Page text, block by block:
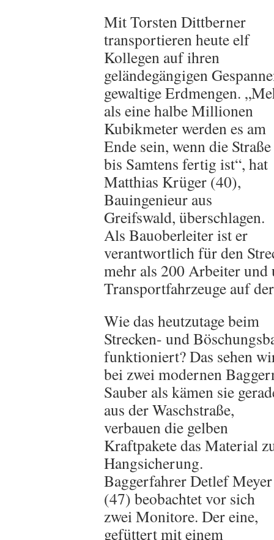
Mit Torsten Dittberner
transportieren heute elf
Kollegen auf ihren
geländegängigen
gewaltige Erdmengen.
als eine halbe Millionen
Kubikmeter werden es am
Ende sein, wenn die Straße
bis Samtens fertig ist“, hat
Matthias Krüger (40),
Bauingenieur aus
Greifswald, überschlagen.
Als Bauoberleiter ist er
verantwortlich für den
mehr als 200 Arbeiter
Transportfahrzeuge auf
Wie das heutzutage beim
Strecken- und
funktioniert? Das sehen
bei zwei modernen
Sauber als kämen sie
aus der Waschstraße,
verbauen die gelben
Kraftpakete das Material
Hangsicherung.
Baggerfahrer Detlef Meyer
(47) beobachtet vor sich
zwei Monitore. Der eine,
gefüttert mit einem